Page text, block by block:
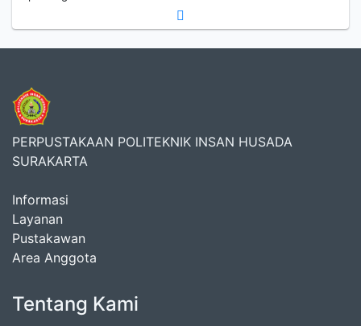
PERPUSTAKAAN POLITEKNIK INSAN HUSADA
SURAKARTA
Informasi
Layanan
Pustakawan
Area Anggota
Tentang Kami